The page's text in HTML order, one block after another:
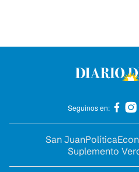
Seguinos en:
San JuanPolítica
Suplemento